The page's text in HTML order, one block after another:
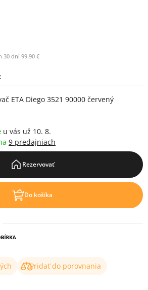
30 dní 99.90 €
ETA Diego 3521 90000 červený
u vás už 10. 8.
9 predajniach
Rezervovať
Do košíka
Pridať do porovnania